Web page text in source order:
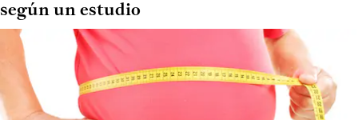
según un estudio